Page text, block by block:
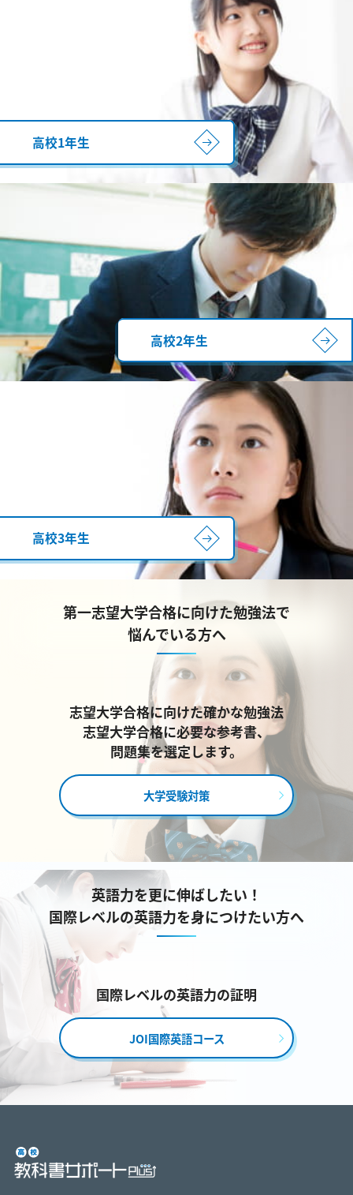
高校1年生
高校2年生
高校3年生
第一志望大学合格に向けた勉強法で
悩んでいる方へ
志望大学合格に向けた確かな勉強法
志望大学合格に必要な参考書、
問題集を選定します。
大学受験対策
英語力を更に伸ばしたい！
国際レベルの英語力を身につけたい方へ
国際レベルの英語力の証明
JOI国際英語コース